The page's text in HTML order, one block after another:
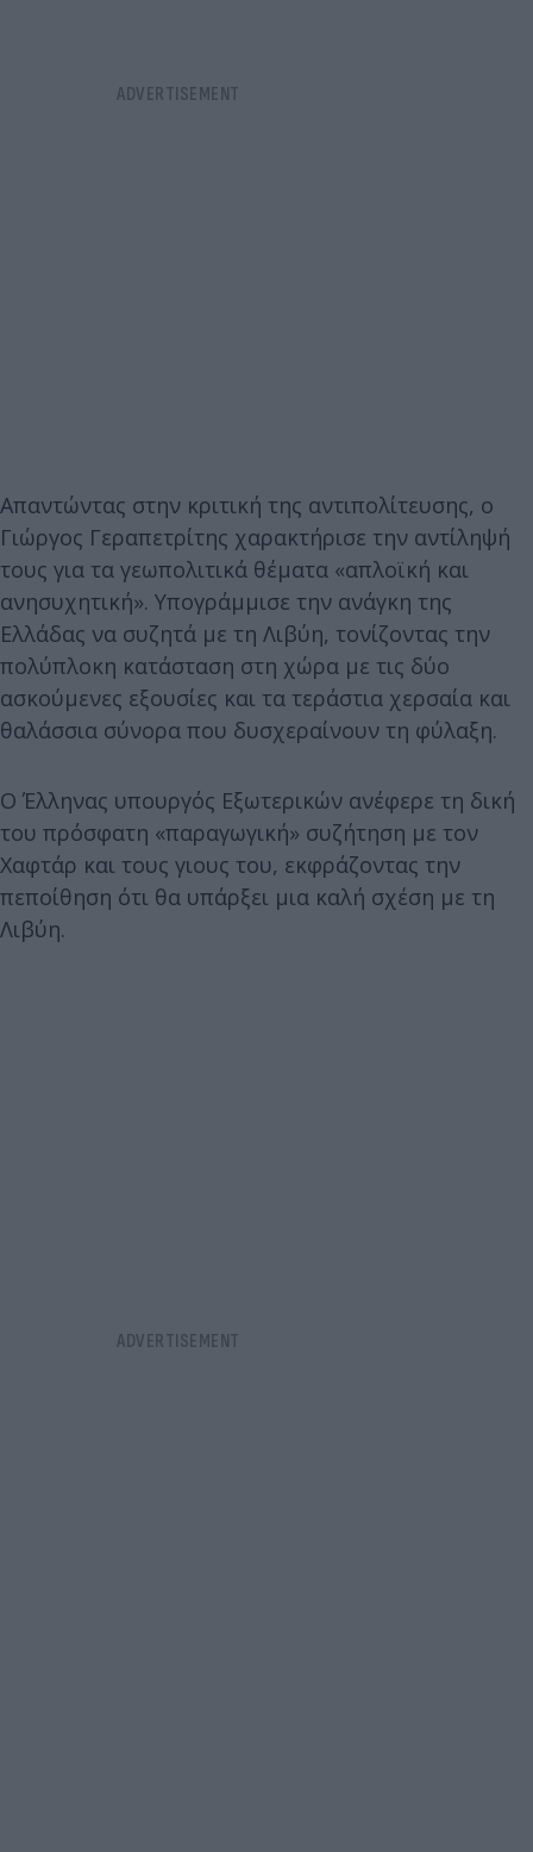
Απαντώντας στην κριτική της αντιπολίτευσης, ο
Γιώργος Γεραπετρίτης χαρακτήρισε την αντίληψή
τους για τα γεωπολιτικά θέματα «απλοϊκή και
ανησυχητική». Υπογράμμισε την ανάγκη της
Ελλάδας να συζητά με τη Λιβύη, τονίζοντας την
πολύπλοκη κατάσταση στη χώρα με τις δύο
ασκούμενες εξουσίες και τα τεράστια χερσαία και
θαλάσσια σύνορα που δυσχεραίνουν τη φύλαξη.
Ο Έλληνας υπουργός Εξωτερικών ανέφερε τη δική
του πρόσφατη «παραγωγική» συζήτηση με τον
Χαφτάρ και τους γιους του, εκφράζοντας την
πεποίθηση ότι θα υπάρξει μια καλή σχέση με τη
Λιβύη.